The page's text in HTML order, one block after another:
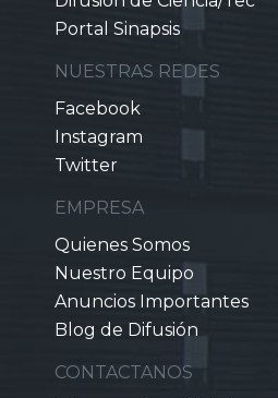
Portal Sinapsis
NUESTRAS REDES
Facebook
Instagram
Twitter
EMPRESA
Quienes Somos
Nuestro Equipo
Anuncios Importantes
Blog de Difusión
CONTACTANOS